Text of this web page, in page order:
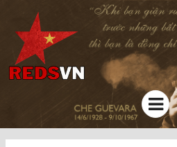
Kênh chia sẻ tri thức cộng đồng